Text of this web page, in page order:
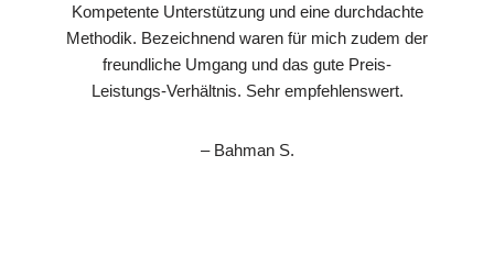
Kompetente Unterstützung und eine durchdachte
Methodik. Bezeichnend waren für mich zudem der
freundliche Umgang und das gute Preis-
Leistungs-Verhältnis. Sehr empfehlenswert.
– Bahman S.